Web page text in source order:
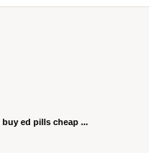
buy ed pills cheap ...